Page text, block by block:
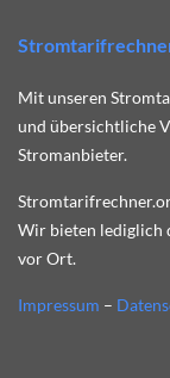
Mit unseren
und übersichtliche
Stromanbieter.
Wir bieten lediglich
vor Ort.
Impressum –